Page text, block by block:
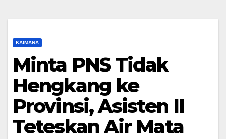
KAIMANA
Minta PNS Tidak
Hengkang ke
Provinsi, Asisten II
Teteskan Air Mata